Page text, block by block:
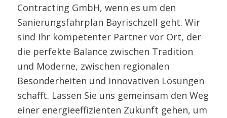
Contracting GmbH, wenn es um den
Sanierungsfahrplan Bayrischzell geht. Wir
sind Ihr kompetenter Partner vor Ort, der
die perfekte Balance zwischen Tradition
und Moderne, zwischen regionalen
Besonderheiten und innovativen Lösungen
schafft. Lassen Sie uns gemeinsam den Weg
einer energieeffizienten Zukunft gehen, um